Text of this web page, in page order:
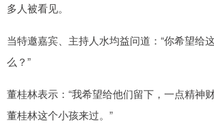
多人被看见。
当特邀嘉宾、主持人水均益问道：“你希望给
么？”
董桂林表示：“我希望给他们留下，一点精神
董桂林这个小孩来过。”